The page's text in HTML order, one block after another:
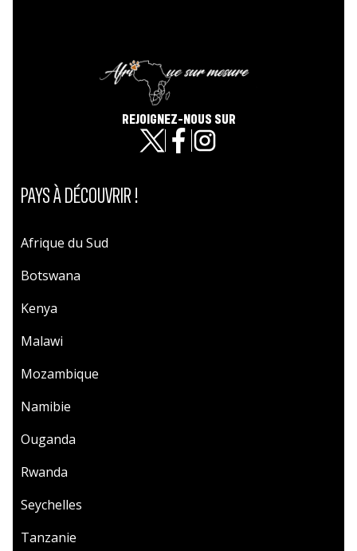
REJOIGNEZ-NOUS SUR
PAYS À DÉCOUVRIR !
Afrique du Sud
Botswana
Kenya
Malawi
Mozambique
Namibie
Ouganda
Rwanda
Seychelles
Tanzanie